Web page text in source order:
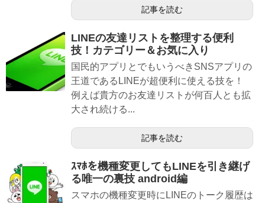
記事を読む
LINEの友達リストを整理する便利
技！カテゴリー＆お気に入り
国民的アプリとでもいうべきSNSアプリの
王道であるLINEが超便利に使える技を！
例えば貴方のお友達リストが何百人とも拡
大され続ける...
記事を読む
ｽﾏﾎを機種変更してもLINEを引き継げ
る唯一の裏技 android編
スマホの機種変更時にLINEのトーク履歴は